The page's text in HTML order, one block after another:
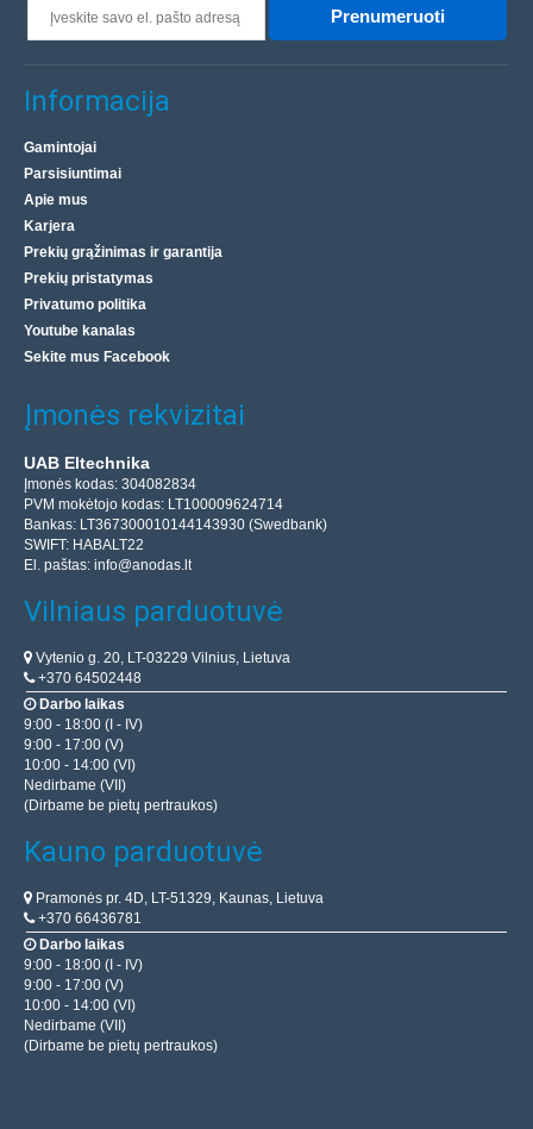
Prenumeruoti
Informacija
Gamintojai
Parsisiuntimai
Apie mus
Karjera
Prekių grąžinimas ir garantija
Prekių pristatymas
Privatumo politika
Youtube kanalas
Sekite mus Facebook
Įmonės rekvizitai
UAB Eltechnika
Įmonės kodas: 304082834
PVM mokėtojo kodas: LT100009624714
Bankas: LT367300010144143930 (Swedbank)
SWIFT: HABALT22
El. paštas: info@anodas.lt
Vilniaus parduotuvė
Vytenio g. 20, LT-03229 Vilnius, Lietuva
+370 64502448
Darbo laikas
9:00 - 18:00 (I - IV)
9:00 - 17:00 (V)
10:00 - 14:00 (VI)
Nedirbame (VII)
(Dirbame be pietų pertraukos)
Kauno parduotuvė
Pramonės pr. 4D, LT-51329, Kaunas, Lietuva
+370 66436781
Darbo laikas
9:00 - 18:00 (I - IV)
9:00 - 17:00 (V)
10:00 - 14:00 (VI)
Nedirbame (VII)
(Dirbame be pietų pertraukos)